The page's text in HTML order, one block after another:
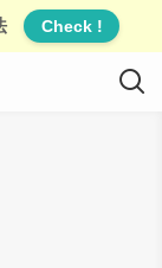
Check !